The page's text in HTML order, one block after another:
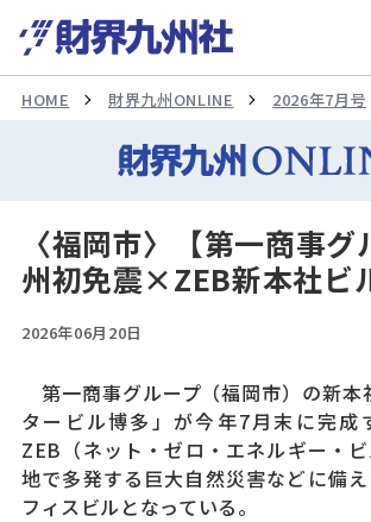
HOME 財界九州ONLINE 2026年7月号
〈福岡市〉【第一商事
州初免震×ZEB新本社ビ
2026年06月20日
第一商事グループ（福岡市）の新本
タービル博多」が今年7月末に完成
ZEB（ネット・ゼロ・エネルギー・
地で多発する巨大自然災害などに備
フィスビルとなっている。